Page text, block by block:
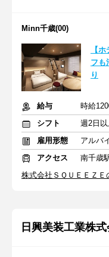
Minn千歳(00)
【
フも
り
給与
シフト
雇用形態
アルバ
アクセス
南千歳
株式会社ＳＱＵＥＥＺＥ
日興美装工業株